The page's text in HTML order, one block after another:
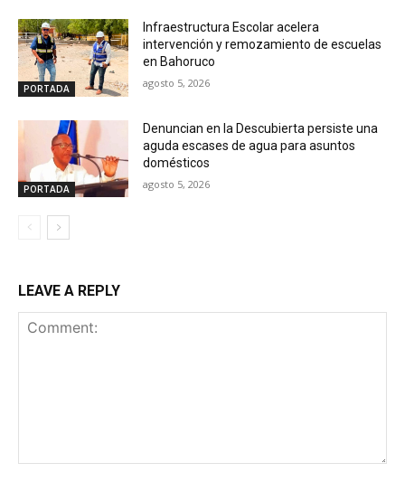
PORTADA
Infraestructura Escolar acelera
intervención y remozamiento de escuelas
en Bahoruco
agosto 5, 2026
PORTADA
Denuncian en la Descubierta persiste una
aguda escases de agua para asuntos
domésticos
agosto 5, 2026
LEAVE A REPLY